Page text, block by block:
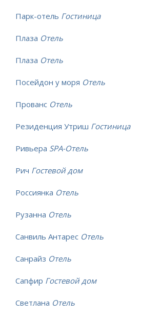
Парк-отель Гостиница
Плаза Отель
Плаза Отель
Посейдон у моря Отель
Прованс Отель
Резиденция Утриш Гостиница
Ривьера SPA-Отель
Рич Гостевой дом
Россиянка Отель
Рузанна Отель
Санвиль Антарес Отель
Санрайз Отель
Сапфир Гостевой дом
Светлана Отель